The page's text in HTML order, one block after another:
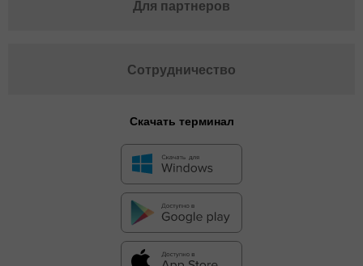
Для партнеров
Сотрудничество
Скачать терминал